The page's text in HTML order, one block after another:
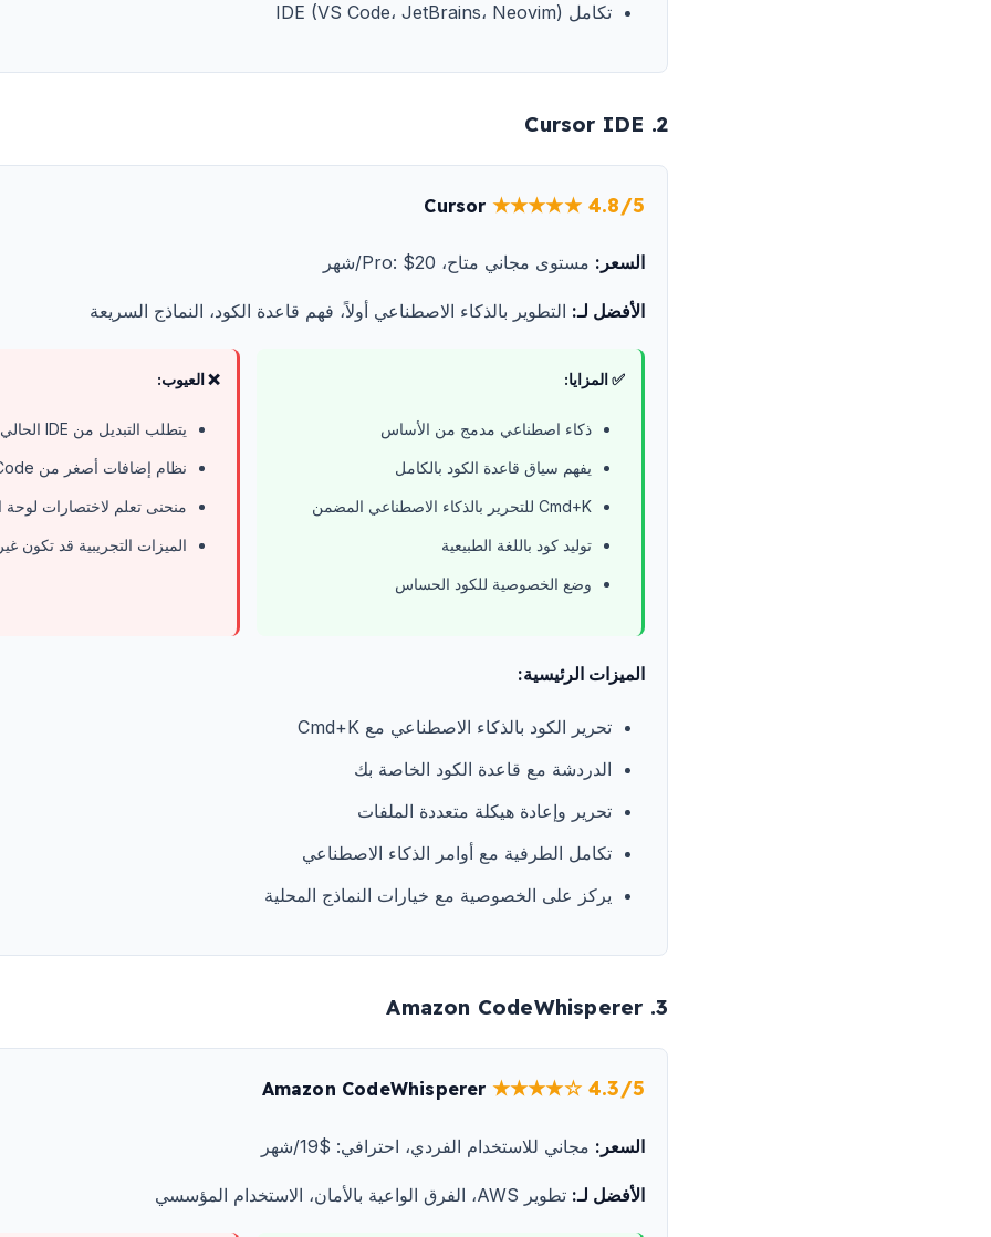
تكامل IDE (VS Code، JetBrains، Neovim)
2. Cursor IDE
Cursor ★★★★★ 4.8/5
السعر: مستوى مجاني متاح، Pro: $20/شهر
الأفضل لـ: التطوير بالذكاء الاصطناعي أولاً، فهم قاعدة الكود، النماذج السريعة
✅ المزايا:
ذكاء اصطناعي مدمج من الأساس
يفهم سياق قاعدة الكود بالكامل
Cmd+K للتحرير بالذكاء الاصطناعي المضمن
توليد كود باللغة الطبيعية
وضع الخصوصية للكود الحساس
❌ العيوب:
يتطلب التبديل من IDE الحالي
نظام إضافات أصغر من VS Code
منحنى تعلم لاختصارات لوحة
الميزات التجريبية قد تكون
الميزات الرئيسية:
تحرير الكود بالذكاء الاصطناعي مع Cmd+K
الدردشة مع قاعدة الكود الخاصة بك
تحرير وإعادة هيكلة متعددة الملفات
تكامل الطرفية مع أوامر الذكاء الاصطناعي
يركز على الخصوصية مع خيارات النماذج المحلية
3. Amazon CodeWhisperer
Amazon CodeWhisperer ★★★★☆ 4.3/5
السعر: مجاني للاستخدام الفردي، احترافي: $19/شهر
الأفضل لـ: تطوير AWS، الفرق الواعية بالأمان، الاستخدام المؤسسي